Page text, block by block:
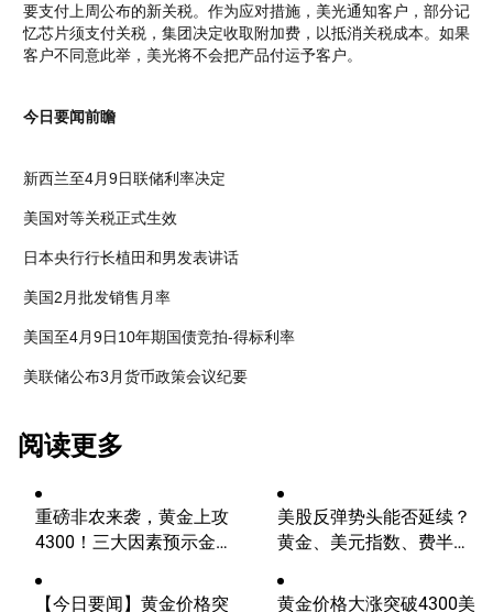
要支付上周公布的新关税。作为应对措施，美光通知客户，部分记
忆芯片须支付关税，集团决定收取附加费，以抵消关税成本。如果
客户不同意此举，美光将不会把产品付运予客户。
今日要闻前瞻
新西兰至4月9日联储利率决定
美国对等关税正式生效
日本央行行长植田和男发表讲话
美国2月批发销售月率
美国至4月9日10年期国债竞拍-得标利率
美联储公布3月货币政策会议纪要
阅读更多
重磅非农来袭，黄金上攻
4300！三大因素预示金价
美股反弹势头能否延续？
黄金、美元指数、费半指
【今日要闻】黄金价格突
黄金价格大涨突破4300美